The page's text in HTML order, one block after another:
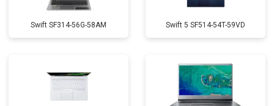
Swift SF314-56G-58AM Swift 5 SF514-54T-59VD